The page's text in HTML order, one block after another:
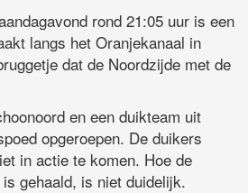
rond 21:05 uur is een
langs het Oranjekanaal in
dat de Noordzijde met de
en een duikteam uit
opgeroepen. De duikers
in actie te komen. Hoe de
gehaald, is niet duidelijk.